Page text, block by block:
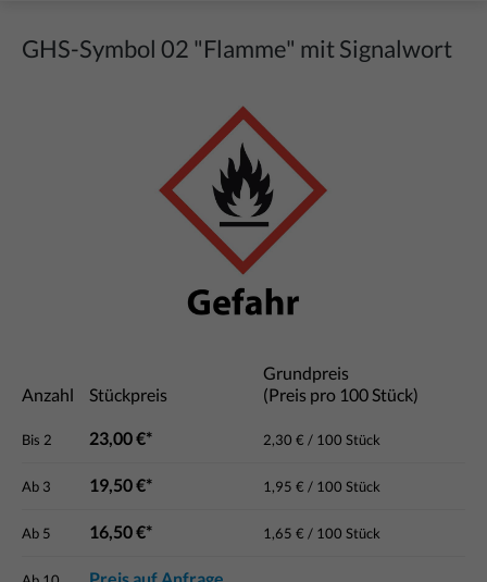
GHS-Symbol 02 "Flamme" mit Signalwort
Anzahl Stückpreis
Grundpreis
(Preis pro 100 Stück)
Bis 2 23,00 €* 2,30 € / 100 Stück
Ab 3 19,50 €* 1,95 € / 100 Stück
Ab 5 16,50 €* 1,65 € / 100 Stück